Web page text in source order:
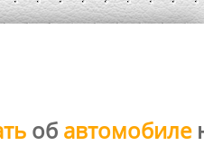
об автомобиле